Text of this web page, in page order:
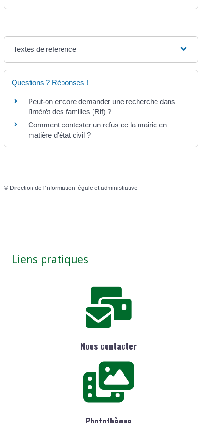
Textes de référence
Questions ? Réponses !
Peut-on encore demander une recherche dans
l'intérêt des familles (Rif) ?
Comment contester un refus de la mairie en
matière d'état civil ?
© Direction de l'information légale et administrative
Liens pratiques
Nous contacter